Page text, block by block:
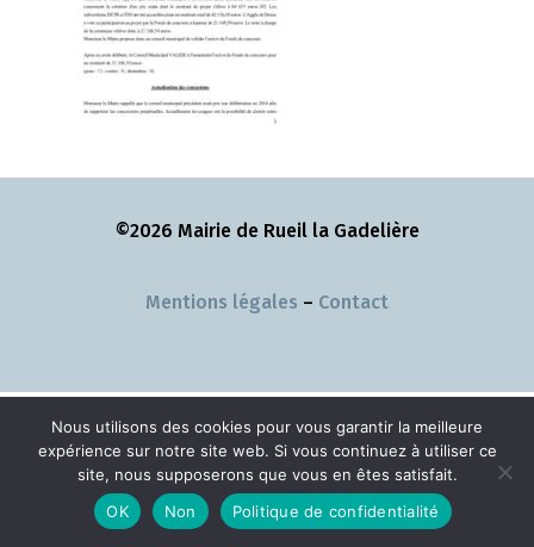
©2026 Mairie de Rueil la Gadelière
Mentions légales – Contact
Nous utilisons des cookies pour vous garantir la meilleure
expérience sur notre site web. Si vous continuez à utiliser ce
site, nous supposerons que vous en êtes satisfait.
OK
Non Politique de confidentialité